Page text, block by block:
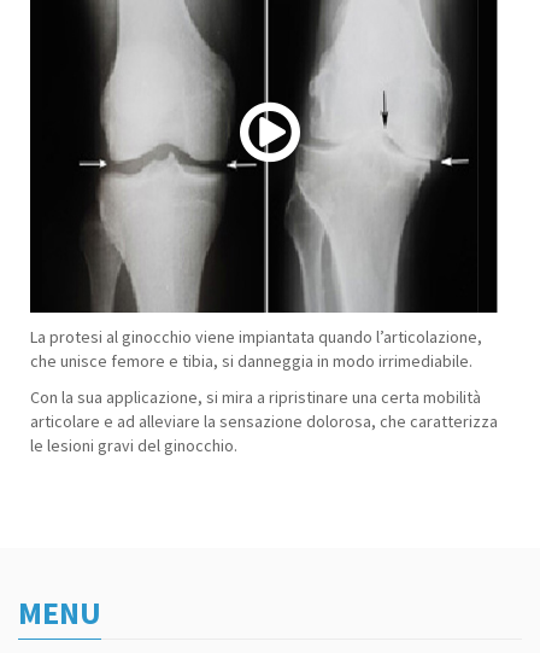
La protesi al ginocchio viene impiantata quando l’articolazione,
che unisce femore e tibia, si danneggia in modo irrimediabile.
Con la sua applicazione, si mira a ripristinare una certa mobilità
articolare e ad alleviare la sensazione dolorosa, che caratterizza
le lesioni gravi del ginocchio.
MENU